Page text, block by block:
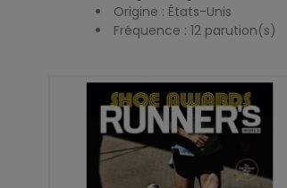
Origine : États-Unis
Fréquence : 12 parution(s)